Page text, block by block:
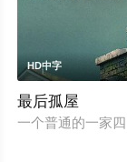
HD中字
最后孤屋
一个普通的一家